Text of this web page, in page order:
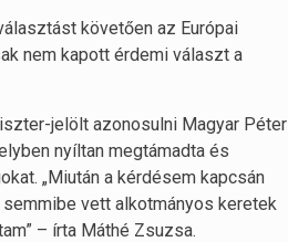
követően az Európai
nem kapott érdemi választ a
jelölt azonosulni Magyar Péter
nyíltan megtámadta és
„Miután a kérdésem kapcsán
vett alkotmányos keretek
– írta Máthé Zsuzsa.